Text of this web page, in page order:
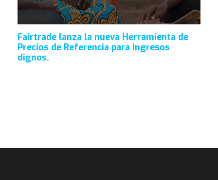
Fairtrade lanza la nueva Herramienta de
Precios de Referencia para Ingresos
dignos.